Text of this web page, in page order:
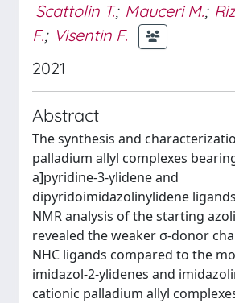
Scattolin T.; Mauceri M.;
F.; Visentin F.
2021
Abstract
The synthesis and
palladium allyl complexes
a]pyridine-3-ylidene and
dipyridoimidazolinylidene
NMR analysis of the starting
revealed the weaker σ-donor
NHC ligands compared to the
imidazol-2-ylidenes and
cationic palladium allyl